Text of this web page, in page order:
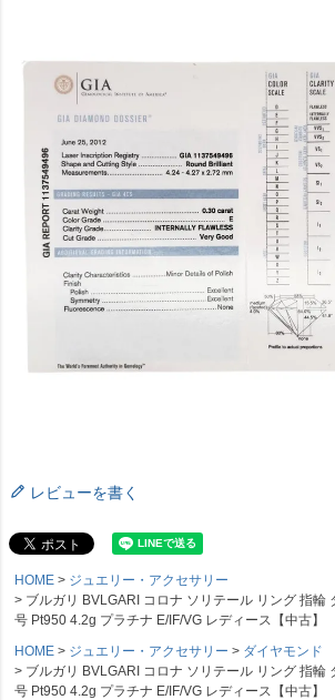
レビューを書く
HOME
ジュエリー・アクセサリー
ブルガリ BVLGARI コロナ ソリテール リング 指輪
号 Pt950 4.2g プラチナ E/IF/VG レディース【中古】
HOME
ジュエリー・アクセサリー
ダイヤモンド
ブルガリ BVLGARI コロナ ソリテール リング 指輪
号 Pt950 4.2g プラチナ E/IF/VG レディース【中古】